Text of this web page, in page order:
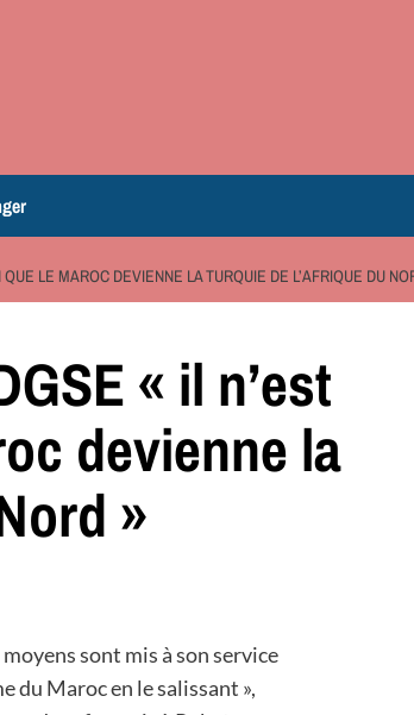
LE MAROC DEVIENNE LA TURQUIE DE L’AFRIQUE DU
« il n’est
devienne la
»
sont mis à son service
du Maroc en le salissant »,